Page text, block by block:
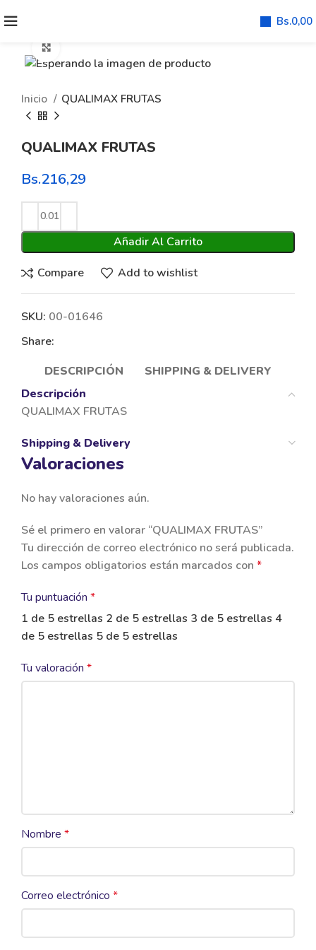
Bs.0,00
Inicio QUALIMAX FRUTAS
QUALIMAX FRUTAS
Bs.216,29
Añadir Al Carrito
Compare Add to wishlist
SKU: 00-01646
Share:
DESCRIPCIÓN
SHIPPING & DELIVERY
Descripción
QUALIMAX FRUTAS
Shipping & Delivery
Valoraciones
No hay valoraciones aún.
Sé el primero en valorar “QUALIMAX FRUTAS”
Tu dirección de correo electrónico no será publicada.
Los campos obligatorios están marcados con *
Tu puntuación *
1 de 5 estrellas 2 de 5 estrellas 3 de 5 estrellas 4
de 5 estrellas 5 de 5 estrellas
Tu valoración *
Nombre *
Correo electrónico *